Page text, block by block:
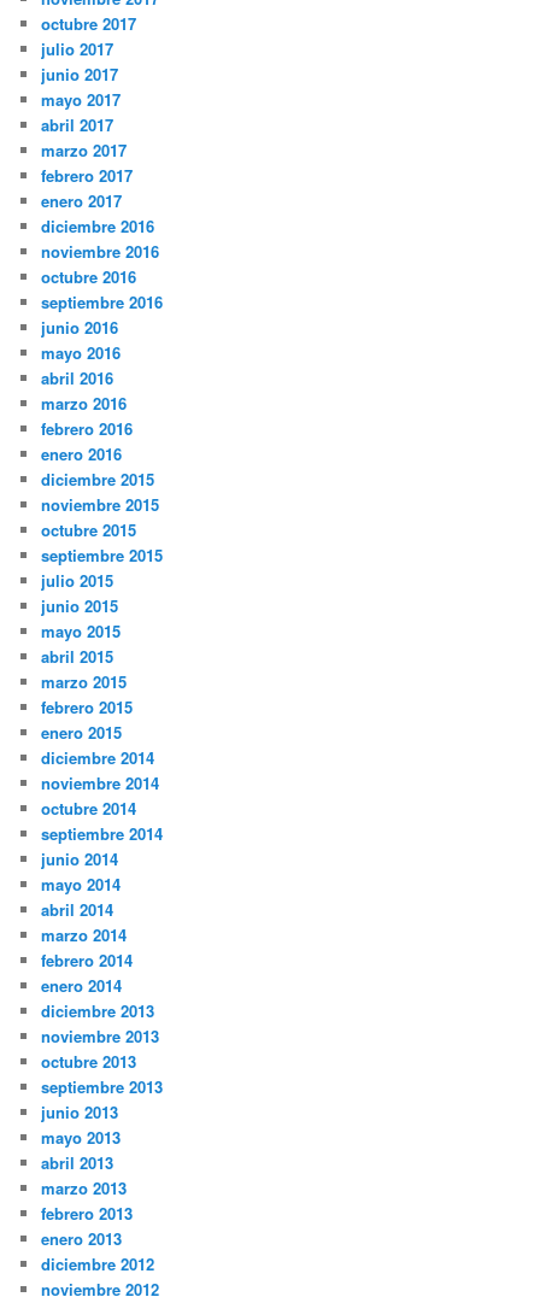
octubre 2017
julio 2017
junio 2017
mayo 2017
abril 2017
marzo 2017
febrero 2017
enero 2017
diciembre 2016
noviembre 2016
octubre 2016
septiembre 2016
junio 2016
mayo 2016
abril 2016
marzo 2016
febrero 2016
enero 2016
diciembre 2015
noviembre 2015
octubre 2015
septiembre 2015
julio 2015
junio 2015
mayo 2015
abril 2015
marzo 2015
febrero 2015
enero 2015
diciembre 2014
noviembre 2014
octubre 2014
septiembre 2014
junio 2014
mayo 2014
abril 2014
marzo 2014
febrero 2014
enero 2014
diciembre 2013
noviembre 2013
octubre 2013
septiembre 2013
junio 2013
mayo 2013
abril 2013
marzo 2013
febrero 2013
enero 2013
diciembre 2012
noviembre 2012